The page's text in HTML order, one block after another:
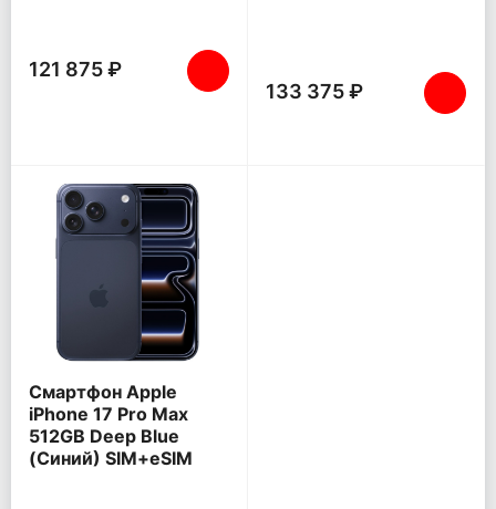
121 875 ₽
133 375 ₽
Смартфон Apple
iPhone 17 Pro Max
512GB Deep Blue
(Синий) SIM+eSIM